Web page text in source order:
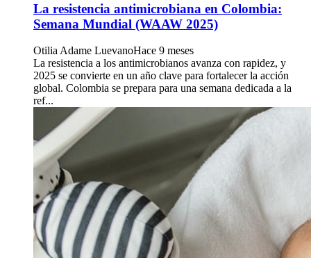
La resistencia antimicrobiana en Colombia:
Semana Mundial (WAAW 2025)
Otilia Adame LuevanoHace 9 meses
La resistencia a los antimicrobianos avanza con rapidez, y
2025 se convierte en un año clave para fortalecer la acción
global. Colombia se prepara para una semana dedicada a la
ref...